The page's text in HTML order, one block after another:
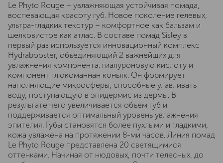
Le Phyto Rouge – увлажняющая устойчивая помада,
воспевающая красоту губ. Новое поколение гелевых,
ультра-гладких текстур – комфортное как бальзам и
шелковистое как атлас. В составе помад Sisley в
первый раз используется инновационный комплекс
Hydrabooster, объединяющий 2 важнейших для
увлажнения компонента: гиалуроновую кислоту и
компонент глюкоманнан коньяк. Он формирует
наполняющие микросферы, способные улавливать
воду, поступающую в эпидермис из дермы. В
результате чего увеличивается объём губ и
поддерживается оптимальный уровень увлажнения
эпителия. Губы становятся более пухлыми и гладкими,
кожа увлажена на протяжении 8-ми часов. Линия помад
Le Phyto Rouge представлена 20 светящимися
оттенками. Начиная от нюдовых, почти телесных, до